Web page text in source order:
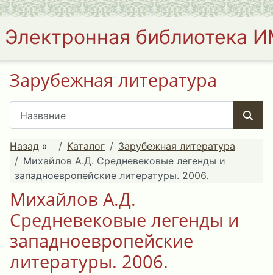
Электронная библиотека
Зарубежная литература
Назад » Каталог
Зарубежная литература
Михайлов А.Д. Средневековые легенды и
западноевропейские литературы. 2006.
Михайлов А.Д.
Средневековые легенды и
западноевропейские
литературы. 2006.